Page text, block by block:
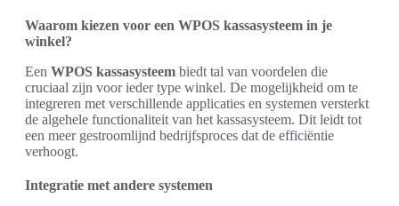
Waarom kiezen voor een WPOS kassasysteem in je
winkel?
Een WPOS kassasysteem biedt tal van voordelen die
cruciaal zijn voor ieder type winkel. De mogelijkheid om te
integreren met verschillende applicaties en systemen versterkt
de algehele functionaliteit van het kassasysteem. Dit leidt tot
een meer gestroomlijnd bedrijfsproces dat de efficiëntie
verhoogt.
Integratie met andere systemen